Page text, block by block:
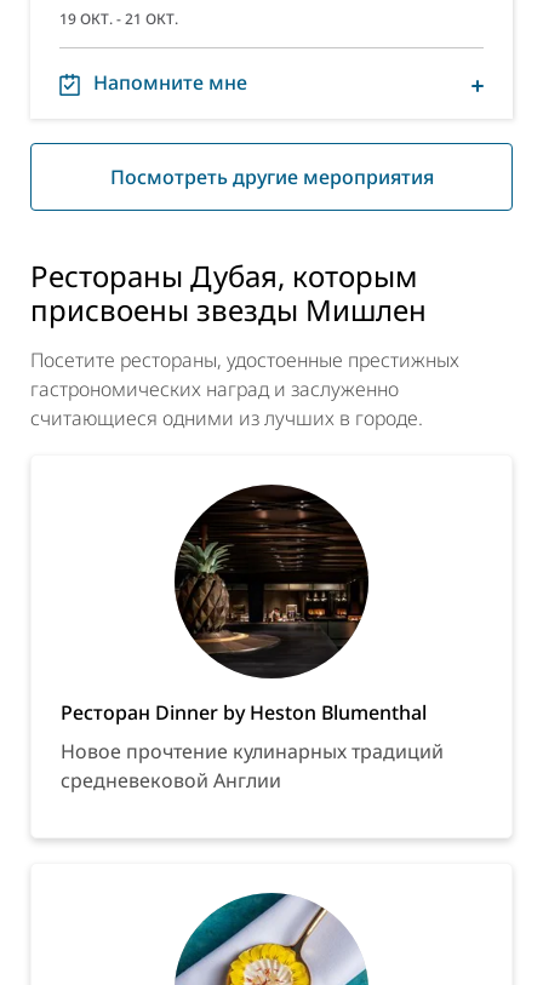
19 ОКТ. - 21 ОКТ.
Напомните мне
Посмотреть другие мероприятия
Рестораны Дубая, которым
присвоены звезды Мишлен
Посетите рестораны, удостоенные престижных
гастрономических наград и заслуженно
считающиеся одними из лучших в городе.
Ресторан Dinner by Heston Blumenthal
Новое прочтение кулинарных традиций
средневековой Англии